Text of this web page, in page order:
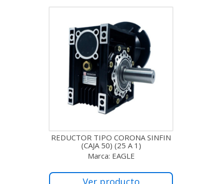
REDUCTOR TIPO CORONA SINFIN
(CAJA 50) (25 A 1)
Marca: EAGLE